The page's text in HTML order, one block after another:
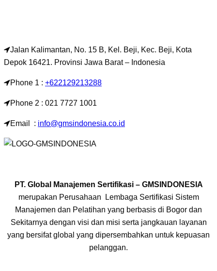
Jalan Kalimantan, No. 15 B, Kel. Beji, Kec. Beji, Kota
Depok 16421. Provinsi Jawa Barat – Indonesia
Phone 1 : +622129213288
Phone 2 : 021 7727 1001
Email : info@gmsindonesia.co.id
PT. Global Manajemen Sertifikasi – GMSINDONESIA
merupakan Perusahaan Lembaga Sertifikasi Sistem
Manajemen dan Pelatihan yang berbasis di Bogor dan
Sekitarnya dengan visi dan misi serta jangkauan layanan
yang bersifat global yang dipersembahkan untuk kepuasan
pelanggan.